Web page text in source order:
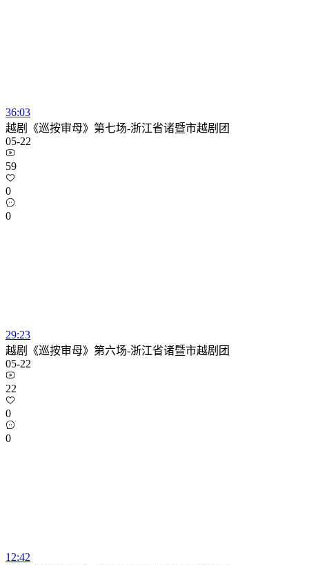
36:03
越剧《巡按审母》第七场-浙江省诸暨市越剧团
05-22
59
0
0
29:23
越剧《巡按审母》第六场-浙江省诸暨市越剧团
05-22
22
0
0
12:42